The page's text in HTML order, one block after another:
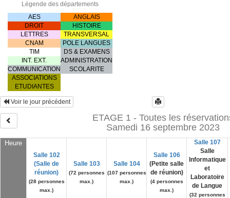
Légende des départements
AES
ANGLAIS
DROIT
HISTOIRE
LETTRES
TRANSVERSAL
CNAM
POLE LANGUES
TIM
DS & EXAMENS
INT. EXT.
ADMINISTRATION
COMMUNICATION
SCOLARITE
ASSOCIATIONS
ETUDIANTES
Heure
Salle 102
(Salle de
réunion)
(28 personnes
max.)
Salle 103
(72 personnes
max.)
Salle 104
(107 personnes
max.)
Salle 106
(Petite salle
de réunion)
(4 personnes
max.)
Salle 107
Salle
Informatique
et
Laboratoire
de Langue
(32 personnes
Voir le jour précédent
ETAGE 1 - Toutes les
Samedi 16 septembre 2023